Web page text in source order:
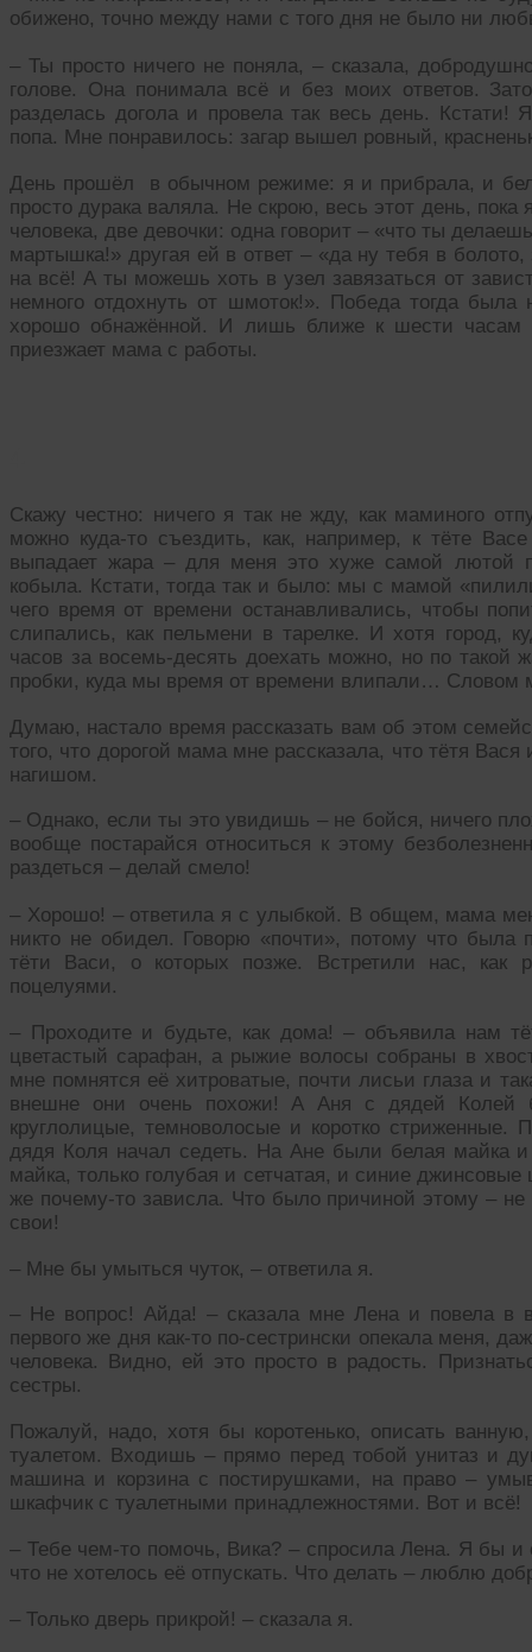
обижено, точно между нами с того дня не было ни
– Ты просто ничего не поняла, – сказала,
голове. Она понимала всё и без моих ответов.
разделась догола и провела так весь день. Кстати!
попа. Мне понравилось: загар вышел ровный,
День прошёл в обычном режиме: я и прибрала, и
просто дурака валяла. Не скрою, весь этот день,
человека, две девочки: одна говорит – «что ты
мартышка!» другая ей в ответ – «да ну тебя в
на всё! А ты можешь хоть в узел завязаться от
немного отдохнуть от шмоток!». Победа тогда была
хорошо обнажённой. И лишь ближе к шести часам
приезжает мама с работы.
Скажу честно: ничего я так не жду, как маминого
можно куда-то съездить, как, например, к тёте
выпадает жара – для меня это хуже самой лютой
кобыла. Кстати, тогда так и было: мы с мамой
чего время от времени останавливались, чтобы
слипались, как пельмени в тарелке. И хотя город,
часов за восемь-десять доехать можно, но по
пробки, куда мы время от времени влипали… Словом
Думаю, настало время рассказать вам об этом
того, что дорогой мама мне рассказала, что тётя
нагишом.
– Однако, если ты это увидишь – не бойся, ничего
вообще постарайся относиться к этому
раздеться – делай смело!
– Хорошо! – ответила я с улыбкой. В общем, мама
никто не обидел. Говорю «почти», потому что
тёти Васи, о которых позже. Встретили нас, как
поцелуями.
– Проходите и будьте, как дома! – объявила нам
цветастый сарафан, а рыжие волосы собраны в
мне помнятся её хитроватые, почти лисьи глаза и
внешне они очень похожи! А Аня с дядей Колей
круглолицые, темноволосые и коротко
дядя Коля начал седеть. На Ане были белая майка
майка, только голубая и сетчатая, и синие
же почему-то зависла. Что было причиной этому –
свои!
– Мне бы умыться чуток, – ответила я.
– Не вопрос! Айда! – сказала мне Лена и повела в
первого же дня как-то по-сестрински опекала меня,
человека. Видно, ей это просто в радость.
сестры.
Пожалуй, надо, хотя бы коротенько, описать
туалетом. Входишь – прямо перед тобой унитаз и
машина и корзина с постирушками, на право –
шкафчик с туалетными принадлежностями. Вот и всё!
– Тебе чем-то помочь, Вика? – спросила Лена. Я бы
что не хотелось её отпускать. Что делать – люблю
– Только дверь прикрой! – сказала я.